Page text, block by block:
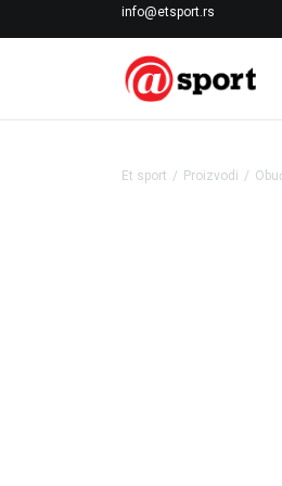
info@etsport.rs
LICENCIRANI CLEARANCE PARTNER
Et sport Proizvodi